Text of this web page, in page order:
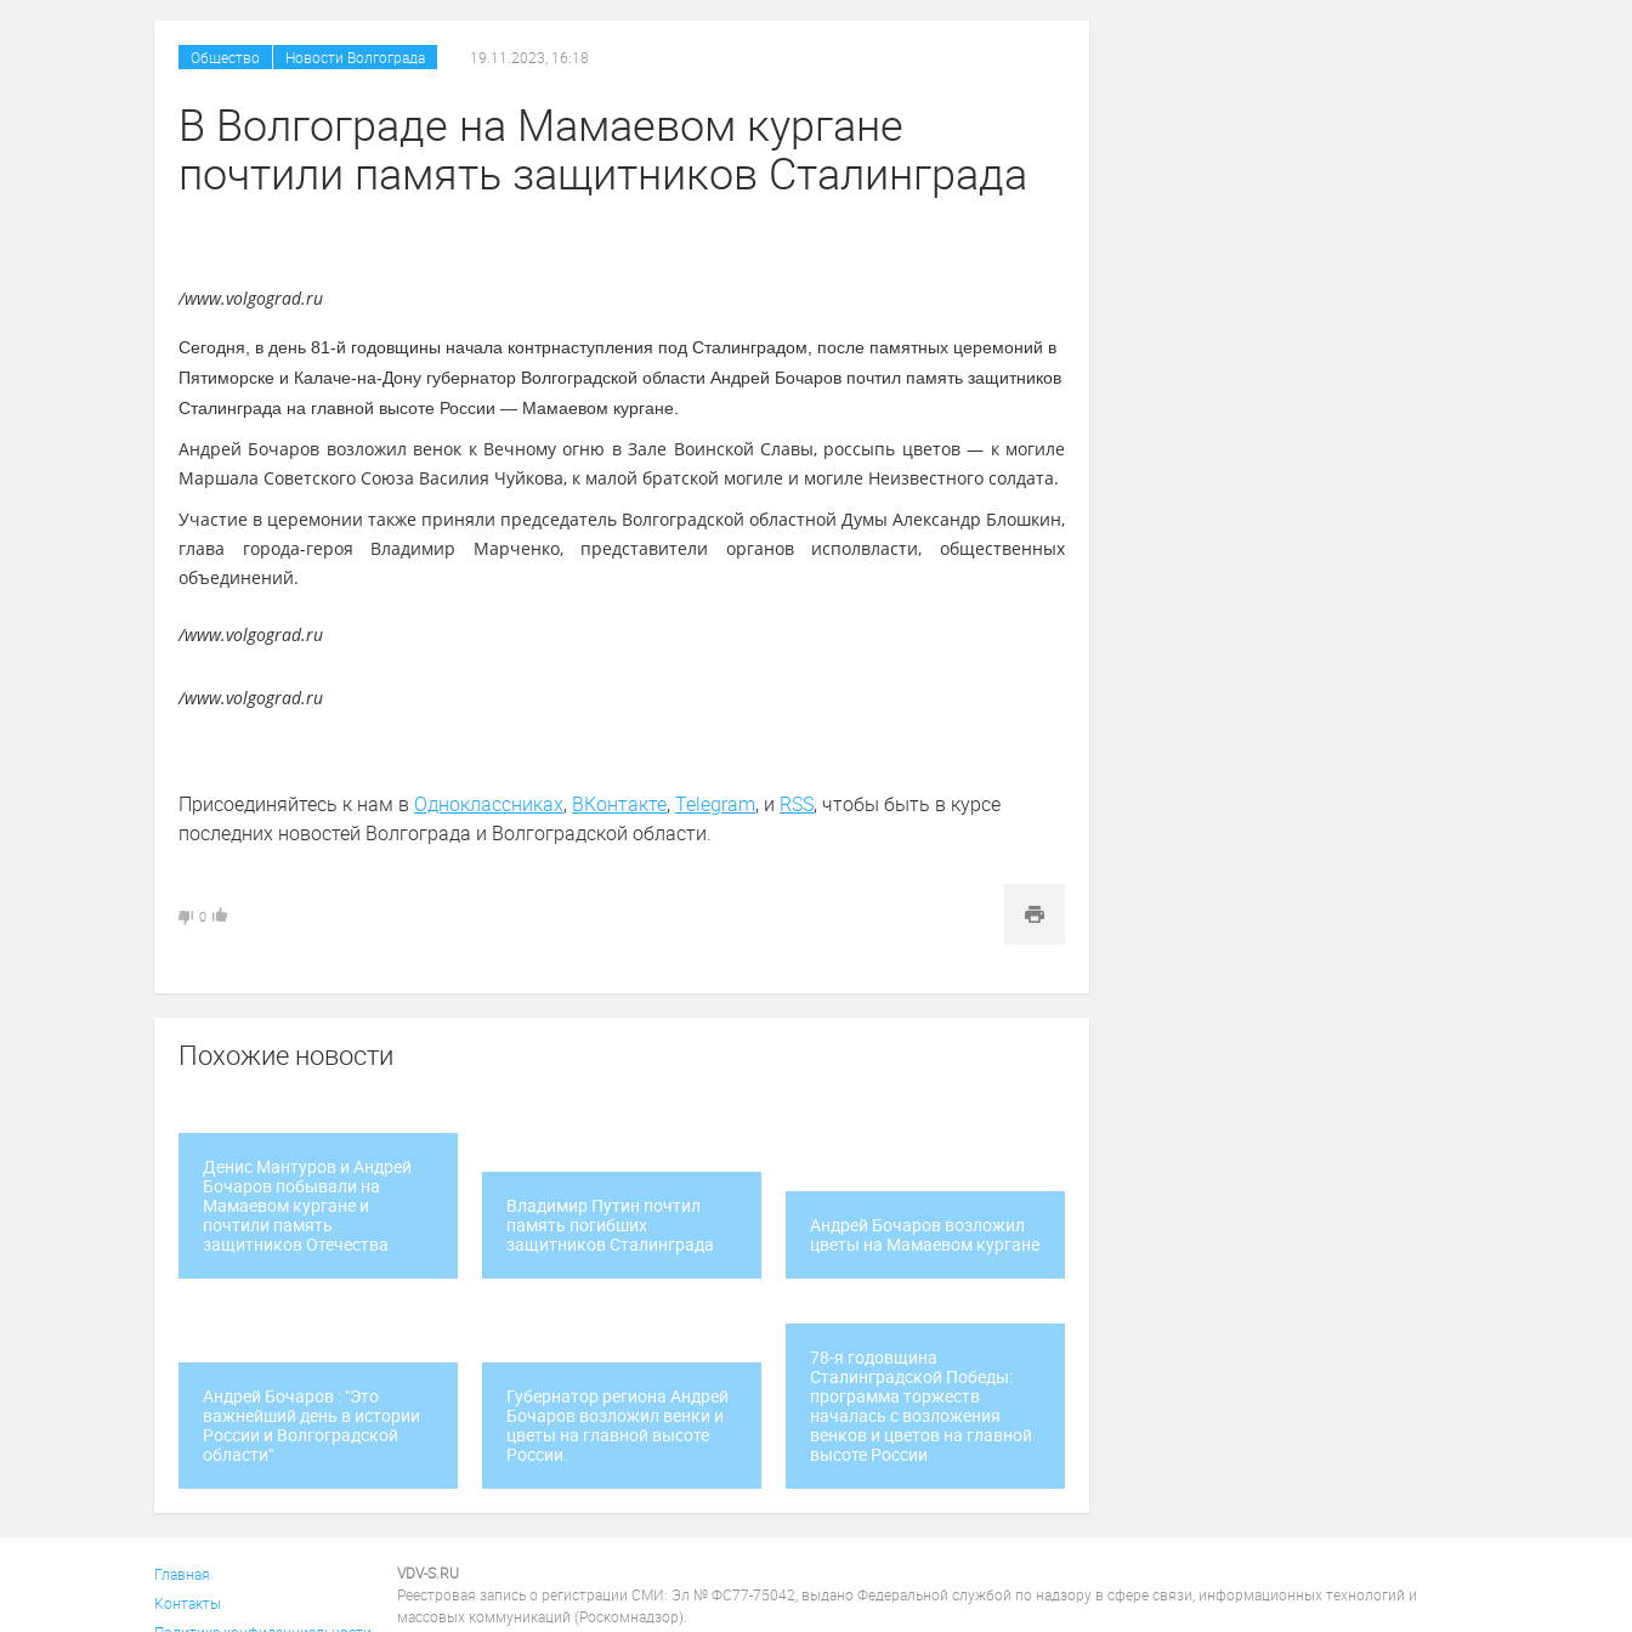
Общество Новости Волгограда 19.11.2023, 16:18
В Волгограде на Мамаевом кургане
почтили память защитников Сталинграда
/www.volgograd.ru
Сегодня, в день 81-й годовщины начала контрнаступления под Сталинградом, после памятных церемоний в
Пятиморске и Калаче-на-Дону губернатор Волгоградской области Андрей Бочаров почтил память защитников
Сталинграда на главной высоте России — Мамаевом кургане.
Андрей Бочаров возложил венок к Вечному огню в Зале Воинской Славы, россыпь цветов — к могиле
Маршала Советского Союза Василия Чуйкова, к малой братской могиле и могиле Неизвестного солдата.
Участие в церемонии также приняли председатель Волгоградской областной Думы Александр Блошкин,
глава города-героя Владимир Марченко, представители органов исполвласти, общественных
объединений.
/www.volgograd.ru
/www.volgograd.ru
Присоединяйтесь к нам в Одноклассниках, ВКонтакте,Telegram, и RSS, чтобы быть в курсе
последних новостей Волгограда и Волгоградской области.
0
Похожие новости
Денис Мантуров и Андрей
Бочаров побывали на
Мамаевом кургане и
почтили память
защитников Отечества
Владимир Путин почтил
память погибших
защитников Сталинграда
Андрей Бочаров возложил
цветы на Мамаевом кургане
Андрей Бочаров : "Это
важнейший день в истории
России и Волгоградской
области"
Губернатор региона Андрей
Бочаров возложил венки и
цветы на главной высоте
России.
78-я годовщина
Сталинградской Победы:
программа торжеств
началась с возложения
венков и цветов на главной
высоте России
Главная
Контакты
VDV-S.RU
Реестровая запись о регистрации СМИ: Эл № ФС77-75042, выдано Федеральной службой по надзору в сфере связи, информационных технологий и
массовых коммуникаций (Роскомнадзор).